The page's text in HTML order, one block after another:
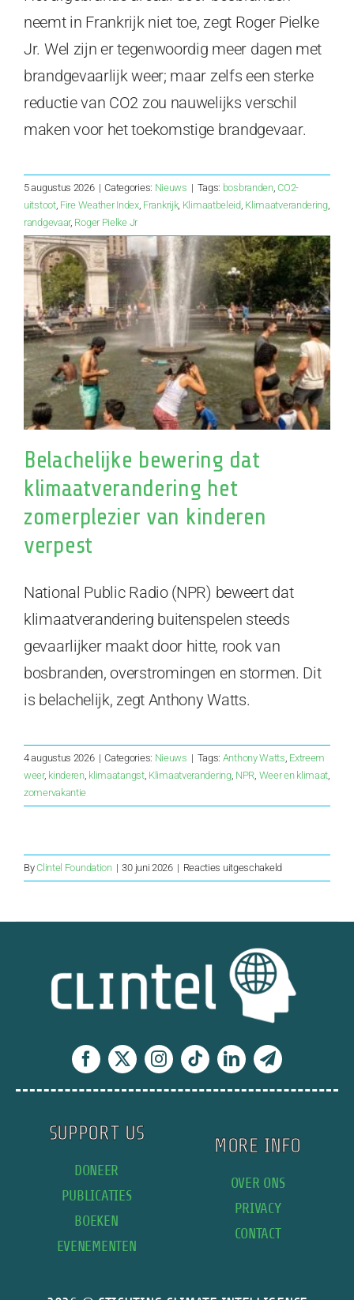
neemt in Frankrijk niet toe, zegt Roger Pielke
Jr. Wel zijn er tegenwoordig meer dagen met
brandgevaarlijk weer; maar zelfs een sterke
reductie van CO2 zou nauwelijks verschil
maken voor het toekomstige brandgevaar.
5 augustus 2026 | Categories: Nieuws | Tags: bosbranden,CO2-
uitstoot, Fire Weather Index, Frankrijk, Klimaatbeleid, Klimaatverandering,
randgevaar, Roger Pielke Jr
Belachelijke bewering dat
klimaatverandering het
zomerplezier van kinderen
verpest
National Public Radio (NPR) beweert dat
klimaatverandering buitenspelen steeds
gevaarlijker maakt door hitte, rook van
bosbranden, overstromingen en stormen. Dit
is belachelijk, zegt Anthony Watts.
4 augustus 2026 | Categories: Nieuws | Tags: Anthony Watts, Extreem
weer, kinderen, klimaatangst, Klimaatverandering, NPR, Weer en klimaat,
zomervakantie
ByClintel Foundation | 30 juni 2026 | Reacties uitgeschakeldvoor
Brandbestrijding
de
vergeet
de
niet
SUPPORT US
DONEER
PUBLICATIES
BOEKEN
EVENEMENTEN
MORE INFO
OVER ONS
PRIVACY
CONTACT